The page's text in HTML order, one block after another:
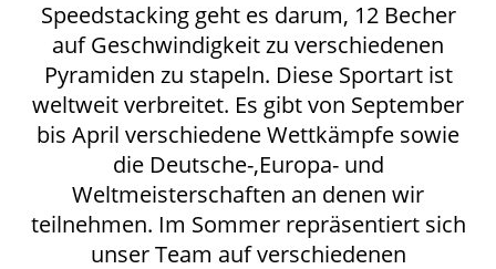
Speedstacking geht es darum, 12 Becher
auf Geschwindigkeit zu verschiedenen
Pyramiden zu stapeln. Diese Sportart ist
weltweit verbreitet. Es gibt von September
bis April verschiedene Wettkämpfe sowie
die Deutsche-,Europa- und
Weltmeisterschaften an denen wir
teilnehmen. Im Sommer repräsentiert sich
unser Team auf verschiedenen